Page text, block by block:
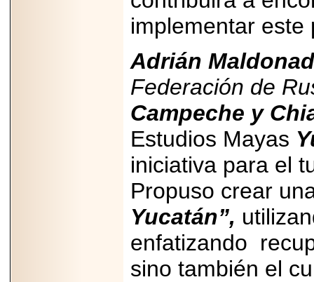
implementar este
Adrián
Federación de
Campeche y
Estudios Mayas
iniciativa para el
Propuso crear
Yucatán”,
enfatizando
sino también el